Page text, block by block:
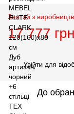
Знятий з
17 777 грн
Увійти для
До